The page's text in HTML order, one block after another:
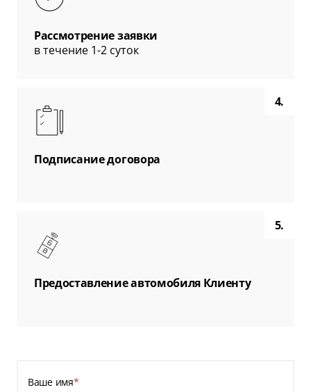
Рассмотрение заявки
в течение 1-2 суток
4.
Подписание договора
5.
Предоставление автомобиля Клиенту
Ваше имя*